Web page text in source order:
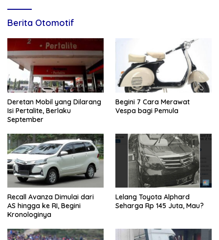
Berita Otomotif
Deretan Mobil yang Dilarang
Isi Pertalite, Berlaku
September
Begini 7 Cara Merawat
Vespa bagi Pemula
Recall Avanza Dimulai dari
AS hingga ke RI, Begini
Kronologinya
Lelang Toyota Alphard
Seharga Rp 145 Juta, Mau?